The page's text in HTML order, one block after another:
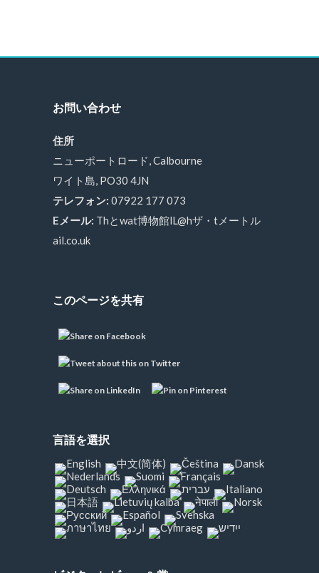
お問い合わせ
住所
ニューポートロード, Calbourne
ワイト島, PO30 4JN
テレフォン: 07922 177 073
Eメール: Thとwat博物館lL@hザ・tメートル
ail.co.uk
このページを共有
言語を選択